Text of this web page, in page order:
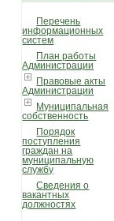
Перечень
информационных
систем
План работы
Администрации
Правовые акты
Администрации
Муниципальная
собственность
Порядок
поступления
граждан на
муниципальную
службу
Сведения о
вакантных
должностях